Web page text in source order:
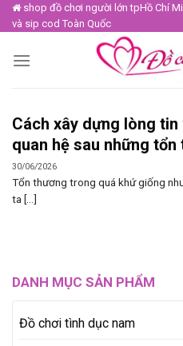
Skip
to
shop đồ chơi người lớn tpHồ Chí
và sip cod Toàn Quốc
DANH MỤC SẢN PHẨM
Đồ chơi tình dục nam
Cách xây dựng lòng
quan hệ sau những
30/06/2026
Tổn thương trong quá khứ giống
ta [...]